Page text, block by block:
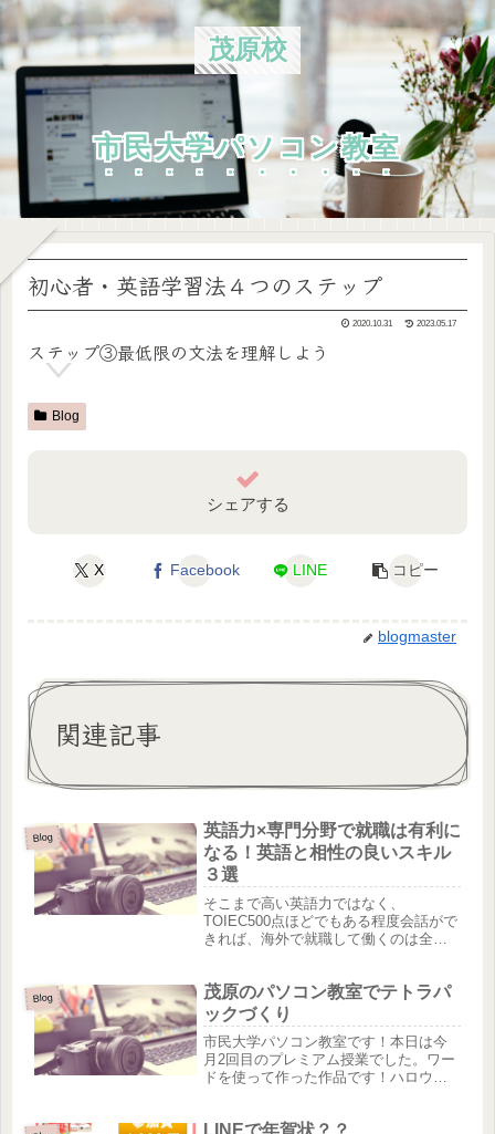
茂原校
市民大学パソコン教室
初心者・英語学習法４つのステップ
2020.10.31 2023.05.17
ステップ③最低限の文法を理解しよう
Blog
シェアする
X Facebook LINE コピー
blogmaster
関連記事
Blog
英語力×専門分野で就職は有利に
なる！英語と相性の良いスキル
３選
そこまで高い英語力ではなく、
TOIEC500点ほどでもある程度会話がで
きれば、海外で就職して働くのは全く
マチマチですが、問題なく働いている
方はたくさんいます。就職を有利にし...
Blog
茂原のパソコン教室でテトラパ
ックづくり
市民大学パソコン教室です！本日は今
月2回目のプレミアム授業でした。ワー
ドを使って作った作品です！ハロウィ
ら、自宅でも作れるね！孫にプレゼン